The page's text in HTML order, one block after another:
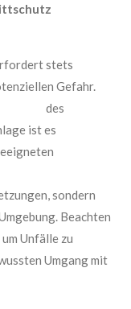
stets
Gefahr.
des
ist es
sind.
sondern
Beachten
zu
Umgang mit